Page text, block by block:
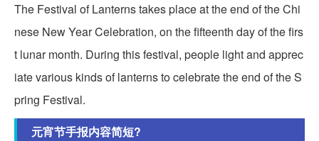
The Festival of Lanterns takes place at the end of the Chi
nese New Year Celebration, on the fifteenth day of the firs
t lunar month. During this festival, people light and apprec
iate various kinds of lanterns to celebrate the end of the S
pring Festival.
元宵节手报内容简短?